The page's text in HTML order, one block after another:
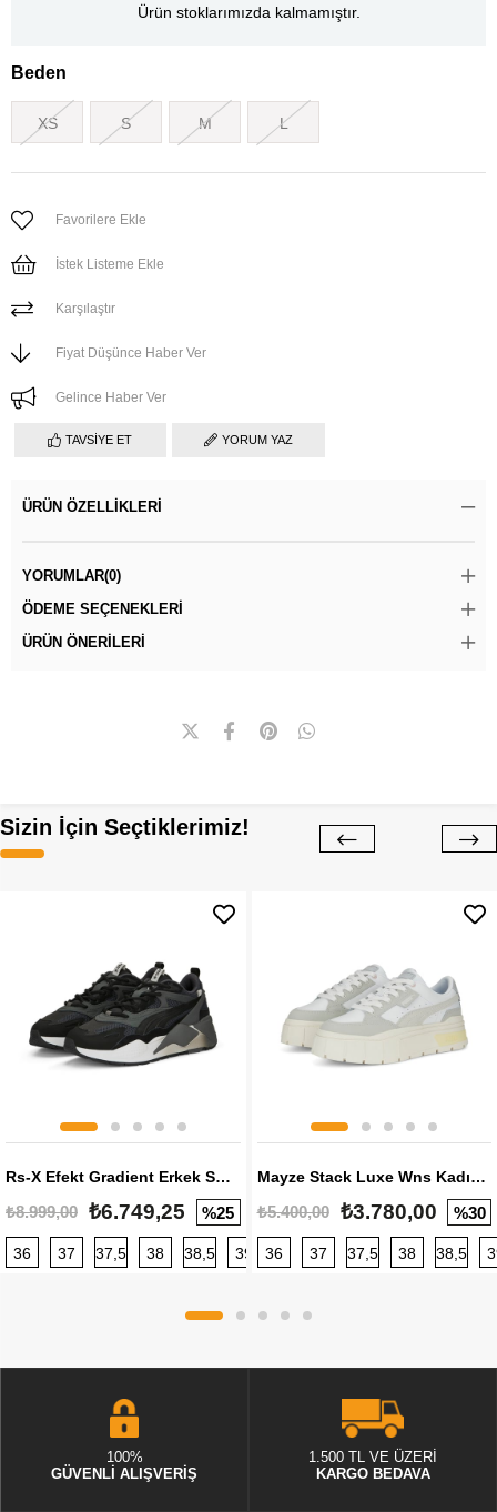
Ürün stoklarımızda kalmamıştır.
Beden
XS S M L
Favorilere Ekle
İstek Listeme Ekle
Karşılaştır
Fiyat Düşünce Haber Ver
Gelince Haber Ver
TAVSIYE ET YORUM YAZ
ÜRÜN ÖZELLIKLERI
YORUMLAR(0)
ÖDEME SEÇENEKLERI
ÜRÜN ÖNERILERI
Sizin İçin Seçtiklerimiz!
Rs-X Efekt Gradient Erkek Sneaker
₺8.999,00 ₺6.749,25 %25
36 37 37,5 38 38,5 39 40 40,5 41 42 42,5
Mayze Stack Luxe Wns Kadın Sneaker
₺5.400,00 ₺3.780,00 %30
36 37 37,5 38 38,5
100%
GÜVENLİ ALIŞVERİŞ
1.500 TL VE ÜZERİ
KARGO BEDAVA